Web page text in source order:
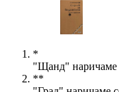
*
"Щанд" наричаме
**